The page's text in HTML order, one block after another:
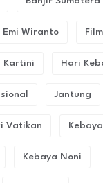
Emi Wiranto Film
Kartini Hari
Jantung
Vatikan Kebaya
Kebaya Noni